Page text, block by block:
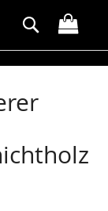
Suche